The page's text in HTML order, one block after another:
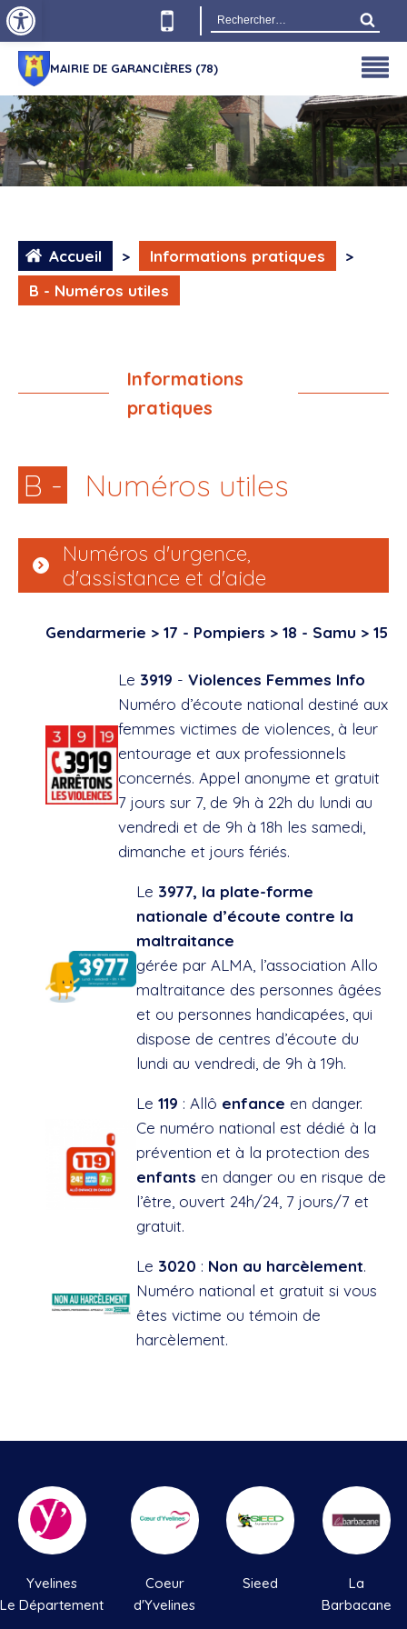
Rechercher :
MAIRIE DE GARANCIÈRES (78)
Accueil > Informations pratiques
>
B - Numéros utiles
Informations
pratiques
B - Numéros utiles
Numéros d'urgence,
d'assistance et d'aide
Gendarmerie > 17 - Pompiers > 18 - Samu > 15
Le 3919 - Violences Femmes Info
Numéro d’écoute national destiné aux
femmes victimes de violences, à leur
entourage et aux professionnels
concernés. Appel anonyme et gratuit
7 jours sur 7, de 9h à 22h du lundi au
vendredi et de 9h à 18h les samedi,
dimanche et jours fériés.
Le 3977, la plate-forme
nationale d’écoute contre la
maltraitance
gérée par ALMA, l’association Allo
maltraitance des personnes âgées
et ou personnes handicapées, qui
dispose de centres d’écoute du
lundi au vendredi, de 9h à 19h.
Le 119 : Allô enfance en danger.
Ce numéro national est dédié à la
prévention et à la protection des
enfants en danger ou en risque de
l’être, ouvert 24h/24, 7 jours/7 et
gratuit.
Le 3020 : Non au harcèlement.
Numéro national et gratuit si vous
êtes victime ou témoin de
harcèlement.
Yvelines
Le Département
Coeur
d'Yvelines
Sieed
La
Barbacane